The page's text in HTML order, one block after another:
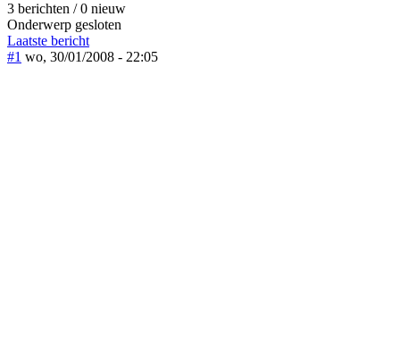
3 berichten / 0 nieuw
Onderwerp gesloten
Laatste bericht
#1 wo, 30/01/2008 - 22:05